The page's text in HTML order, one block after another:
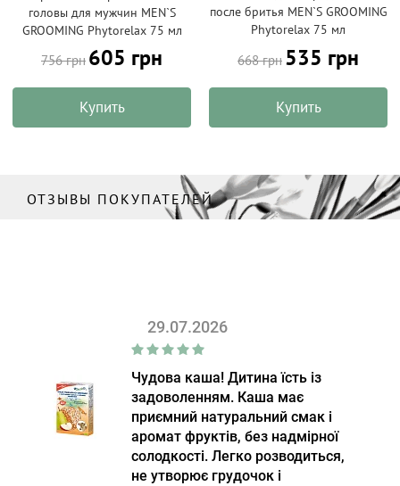
головы для мужчин MEN`S
GROOMING Phytorelax 75 мл
756 грн 605 грн
Купить
после бритья MEN`S GROOMING
Phytorelax 75 мл
668 грн 535 грн
Купить
ОТЗЫВЫ ПОКУПАТЕЛЕЙ
29.07.2026
Чудова каша! Дитина їсть із
задоволенням. Каша має
приємний натуральний смак і
аромат фруктів, без надмірної
солодкості. Легко розводиться,
не утворює грудочок і